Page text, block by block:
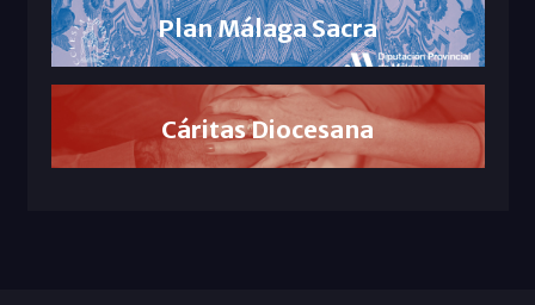
Plan Málaga Sacra
Cáritas Diocesana